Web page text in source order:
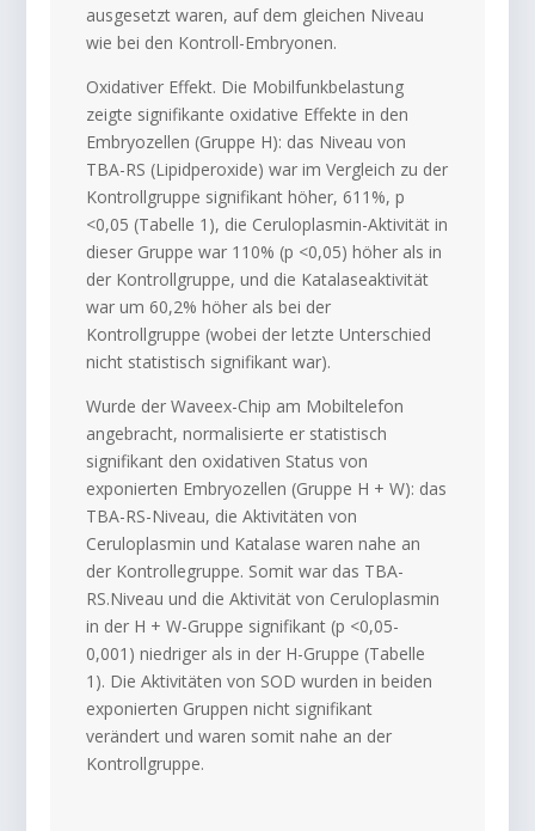
ausgesetzt waren, auf dem gleichen Niveau
wie bei den Kontroll-Embryonen.
Oxidativer Effekt. Die Mobilfunkbelastung
zeigte signifikante oxidative Effekte in den
Embryozellen (Gruppe H): das Niveau von
TBA-RS (Lipidperoxide) war im Vergleich zu der
Kontrollgruppe signifikant höher, 611%, p
<0,05 (Tabelle 1), die Ceruloplasmin-Aktivität in
dieser Gruppe war 110% (p <0,05) höher als in
der Kontrollgruppe, und die Katalaseaktivität
war um 60,2% höher als bei der
Kontrollgruppe (wobei der letzte Unterschied
nicht statistisch signifikant war).
Wurde der Waveex-Chip am Mobiltelefon
angebracht, normalisierte er statistisch
signifikant den oxidativen Status von
exponierten Embryozellen (Gruppe H + W): das
TBA-RS-Niveau, die Aktivitäten von
Ceruloplasmin und Katalase waren nahe an
der Kontrollegruppe. Somit war das TBA-
RS.Niveau und die Aktivität von Ceruloplasmin
in der H + W-Gruppe signifikant (p <0,05-
0,001) niedriger als in der H-Gruppe (Tabelle
1). Die Aktivitäten von SOD wurden in beiden
exponierten Gruppen nicht signifikant
verändert und waren somit nahe an der
Kontrollgruppe.